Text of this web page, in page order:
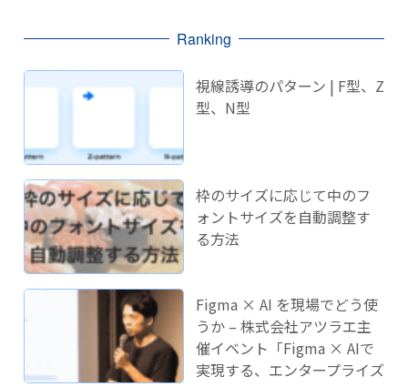
Ranking
視線誘導のパターン | F型、Z
型、N型
枠のサイズに応じて中のフ
ォントサイズを自動調整す
る方法
Figma × AI を現場でどう使
うか – 株式会社アツラエ主
催イベント「Figma × AIで
実現する、エンタープライズ